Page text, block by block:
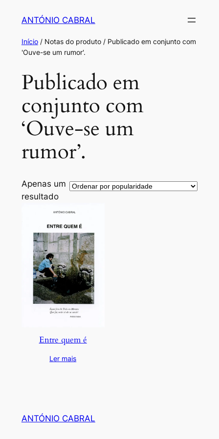
conteúdo
ANTÓNIO CABRAL
Início/ Notas do produto / Publicado em conjunto com
'Ouve-se um rumor'.
Publicado em
conjunto com
‘Ouve-se um
rumor’.
Apenas um
resultado
Entre quem é
Ler mais
ANTÓNIO CABRAL